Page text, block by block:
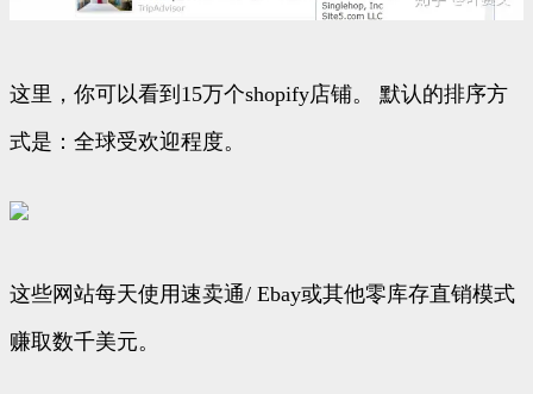
这里，你可以看到15万个shopify店铺。 默认的排序方
式是：全球受欢迎程度。
这些网站每天使用速卖通/ Ebay或其他零库存直销模式
赚取数千美元。